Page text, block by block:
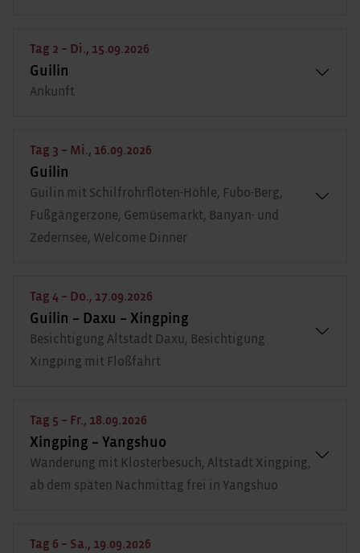
Tag 2 – Di., 15.09.2026
Guilin
Ankunft
Tag 3 – Mi., 16.09.2026
Guilin
Guilin mit Schilfrohrflöten-Höhle, Fubo-Berg,
Fußgängerzone, Gemüsemarkt, Banyan- und
Zedernsee, Welcome Dinner
Tag 4 – Do., 17.09.2026
Guilin – Daxu – Xingping
Besichtigung Altstadt Daxu, Besichtigung
Xingping mit Floßfahrt
Tag 5 – Fr., 18.09.2026
Xingping – Yangshuo
Wanderung mit Klosterbesuch, Altstadt Xingping,
ab dem späten Nachmittag frei in Yangshuo
Tag 6 – Sa., 19.09.2026